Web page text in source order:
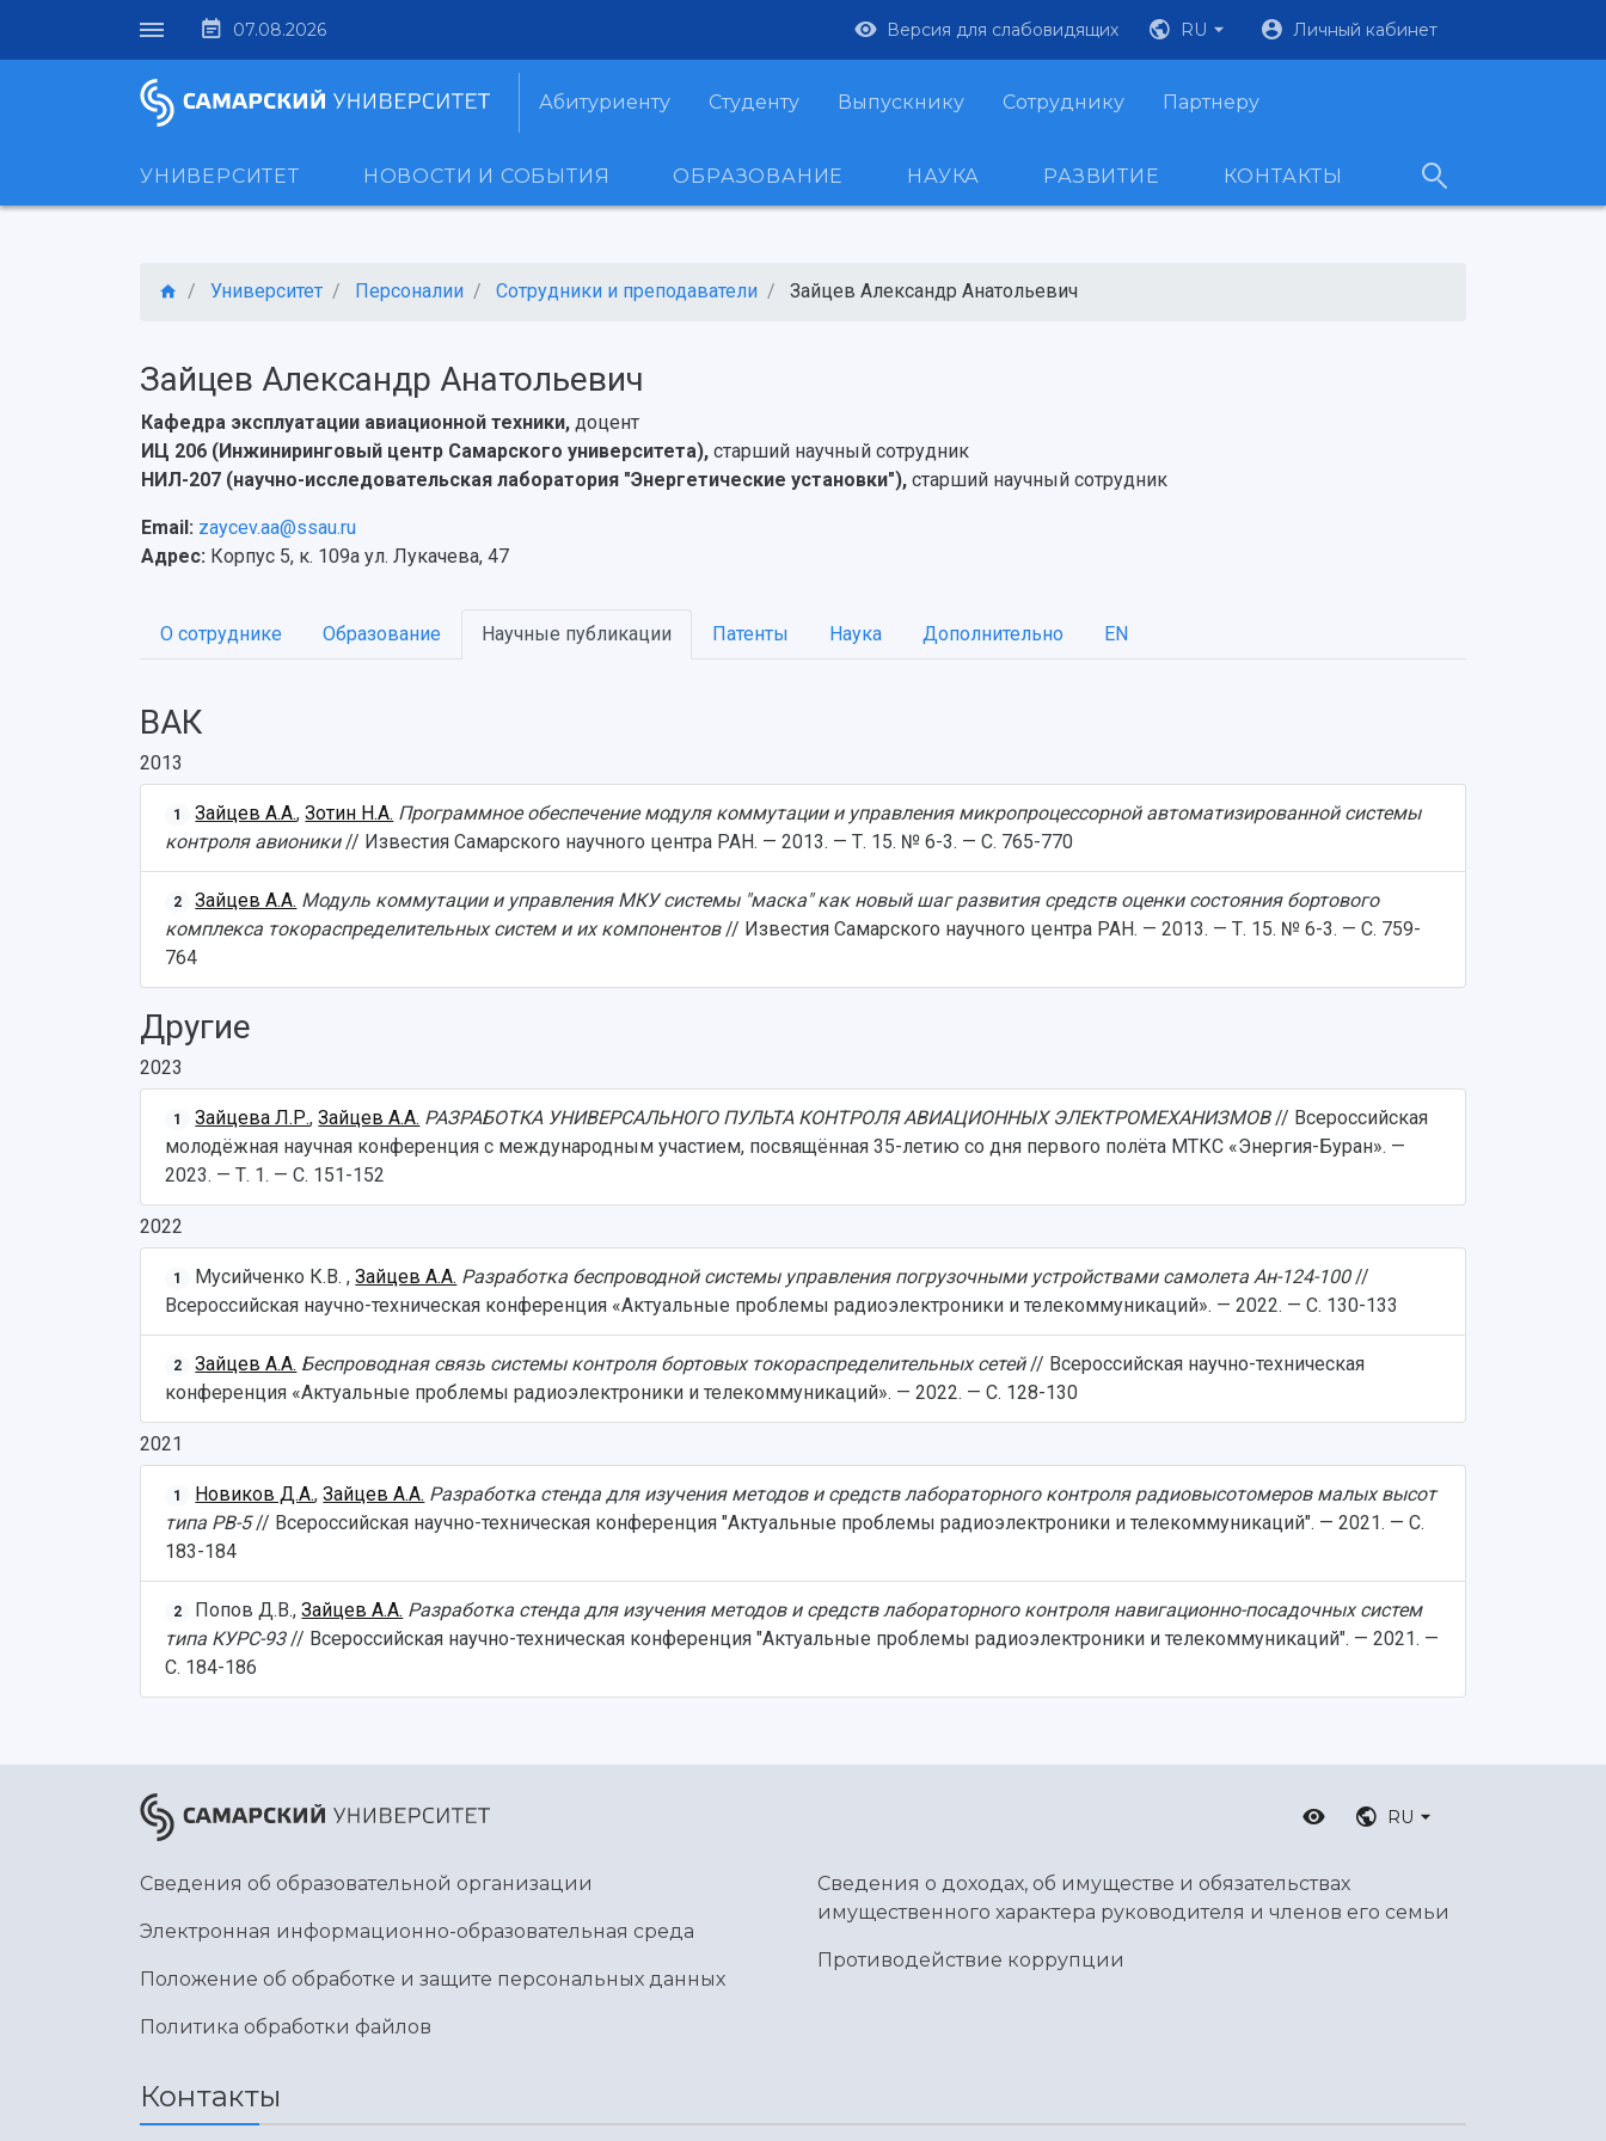
07.08.2026 Версия для слабовидящих RU Личный кабинет
Абитуриенту Студенту Выпускнику Сотруднику Партнеру
УНИВЕРСИТЕТ НОВОСТИ И СОБЫТИЯ ОБРАЗОВАНИЕ НАУКА РАЗВИТИЕ КОНТАКТЫ
Университет Персоналии Сотрудники и преподаватели Зайцев Александр Анатольевич
Зайцев Александр Анатольевич
Кафедра эксплуатации авиационной техники, доцент
ИЦ 206 (Инжиниринговый центр Самарского университета), старший научный сотрудник
НИЛ-207 (научно-исследовательская лаборатория "Энергетические установки"), старший научный сотрудник
Email: zaycev.aa@ssau.ru
Адрес: Корпус 5, к. 109a ул. Лукачева, 47
О сотруднике Образование Научные публикации Патенты Наука Дополнительно EN
ВАК
2013
1 Зайцев А.А.,Зотин Н.А. Программное обеспечение модуля коммутации и управления микропроцессорной автоматизированной системы
контроля авионики// Известия Самарского научного центра РАН. — 2013. — Т. 15. № 6-3. — С. 765-770
2 Зайцев А.А. Модуль коммутации и управления МКУ системы "маска" как новый шаг развития средств оценки состояния бортового
комплекса токораспределительных систем и их компонентов// Известия Самарского научного центра РАН. — 2013. — Т. 15. № 6-3. — С. 759-
764
Другие
2023
1 Зайцева Л.Р.,Зайцев А.А. РАЗРАБОТКА УНИВЕРСАЛЬНОГО ПУЛЬТА КОНТРОЛЯ АВИАЦИОННЫХ ЭЛЕКТРОМЕХАНИЗМОВ// Всероссийская
молодёжная научная конференция с международным участием, посвящённая 35-летию со дня первого полёта МТКС «Энергия-Буран». —
2023. — Т. 1. — С. 151-152
2022
1 Мусийченко К.В. ,Зайцев А.А. Разработка беспроводной системы управления погрузочными устройствами самолета Ан-124-100//
Всероссийская научно-техническая конференция «Актуальные проблемы радиоэлектроники и телекоммуникаций». — 2022. — С. 130-133
2 Зайцев А.А. Беспроводная связь системы контроля бортовых токораспределительных сетей// Всероссийская научно-техническая
конференция «Актуальные проблемы радиоэлектроники и телекоммуникаций». — 2022. — С. 128-130
2021
1 Новиков Д.А.,Зайцев А.А. Разработка стенда для изучения методов и средств лабораторного контроля радиовысотомеров малых высот
типа РВ-5// Всероссийская научно-техническая конференция "Актуальные проблемы радиоэлектроники и телекоммуникаций". — 2021. — С.
183-184
2 Попов Д.В.,Зайцев А.А. Разработка стенда для изучения методов и средств лабораторного контроля навигационно-посадочных систем
типа КУРС-93// Всероссийская научно-техническая конференция "Актуальные проблемы радиоэлектроники и телекоммуникаций". — 2021. —
С. 184-186
RU
Сведения об образовательной организации
Электронная информационно-образовательная среда
Положение об обработке и защите персональных данных
Политика обработки файлов
Сведения о доходах, об имуществе и обязательствах
имущественного характера руководителя и членов его семьи
Противодействие коррупции
Контакты